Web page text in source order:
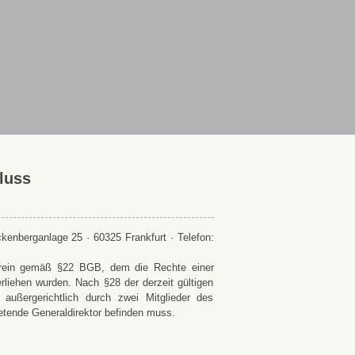
25 · 60325 Frankfurt · Telefon:
gemäß §22 BGB, dem die Rechte einer
wurden. Nach §28 der derzeit gültigen
durch zwei Mitglieder des
Generaldirektor befinden muss.